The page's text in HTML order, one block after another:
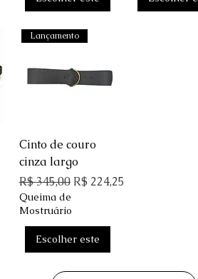
Visualização rápida
Lançamento
Cinto de couro
cinza largo
Preço normal
R$ 345,00 Preço promocional
R$ 224,25
Queima de
Mostruário
Escolher este